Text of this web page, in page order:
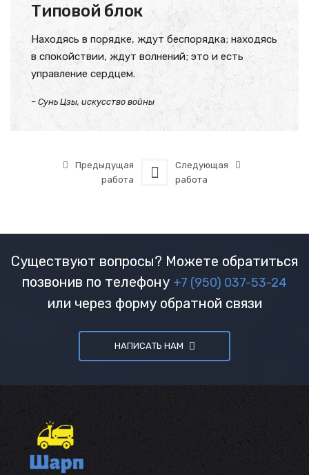
Типовой блок
Находясь в порядке, ждут беспорядка; находясь
в спокойствии, ждут волнений; это и есть
управление сердцем.
– Сунь Цзы, искусство войны
Предыдущая
работа
Следующая
работа
Существуют вопросы? Можете обратиться
позвонив по телефону +7 (950) 037-53-24
или через форму обратной связи
НАПИСАТЬ НАМ